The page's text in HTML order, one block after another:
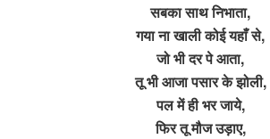
सबका साथ निभाता,
गया ना खाली कोई यहाँ से,
जो भी दर पे आता,
तू भी आजा पसार के झोली,
पल में ही भर जाये,
फिर तू मौज उड़ाए,